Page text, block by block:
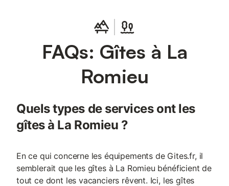
FAQs: Gîtes à La
Romieu
Quels types de services ont les
gîtes à La Romieu ?
En ce qui concerne les équipements de Gites.fr, il
semblerait que les gîtes à La Romieu bénéficient de
tout ce dont les vacanciers rêvent. Ici, les gîtes